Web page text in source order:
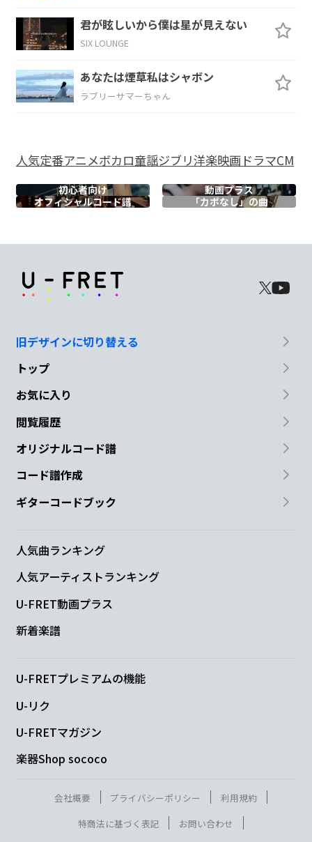
Kill yourself to never,
Em7
You're turning into something you are
Don't leave me
G
Don't leave me
D
G
Don't leave me
Em7
G
You will be the one who can
君が眩しいから僕は星が見えない
SIX LOUNGE
あなたは煙草私はシャボン
ラブリーサマーちゃん
人気定番アニメボカロ童謡ジブリ洋楽映画ドラマCM
初心者向け
動画プラス
オフィシャルコード譜 「カポなし」の曲
旧デザインに切り替える
トップ
お気に入り
閲覧履歴
オリジナルコード譜
コード譜作成
ギターコードブック
人気曲ランキング
人気アーティストランキング
U-FRET動画プラス
新着楽譜
U-FRETプレミアムの機能
U-リク
U-FRETマガジン
楽器Shop sococo
会社概要 プライバシーポリシー
利用規約
特商法に基づく表記
お問い合わせ